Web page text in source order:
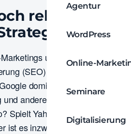
Agentur
WordPress
Online-
Seminare
Digitalisierung
relevant für
und der
(SEO) hat sich in den letzten
dominiert nach wie vor den
anderen Suchmaschinen.
Spielt Yahoo noch eine Rolle in
ist es inzwischen irrelevant